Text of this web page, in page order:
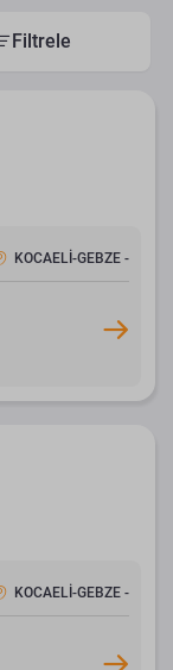
Filtrele
KOCAELİ-GEBZE -
KOCAELİ-GEBZE -